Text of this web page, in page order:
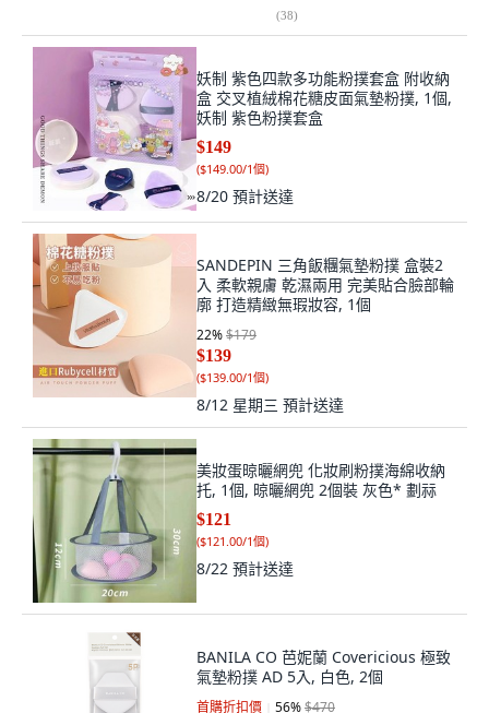
(38)
妖制 紫色四款多功能粉撲套盒 附收納
盒 交叉植絨棉花糖皮面氣墊粉撲, 1個,
妖制 紫色粉撲套盒
$149
($149.00/1個)
8/20 預計送達
SANDEPIN 三角飯糰氣墊粉撲 盒裝2
入 柔軟親膚 乾濕兩用 完美貼合臉部輪
廓 打造精緻無瑕妝容, 1個
22%$179
$139
($139.00/1個)
8/12 星期三 預計送達
美妝蛋晾曬網兜 化妝刷粉撲海綿收納
托, 1個, 晾曬網兜 2個裝 灰色* 劃祘
$121
($121.00/1個)
8/22 預計送達
BANILA CO 芭妮蘭 Covericious 極致
氣墊粉撲 AD 5入, 白色, 2個
首購折扣價 56%$470